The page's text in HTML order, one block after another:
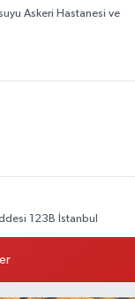
Askeri Hastanesi ve
123B İstanbul